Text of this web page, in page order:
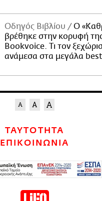
Οδηγός Βιβλίου
Ο
βρέθηκε στην κορυφή
Bookvoice. Τι τον
ανάμεσα στα μεγάλα
ΤΑΥΤΟΤΗΤΑ
ΕΠΙΚΟΙΝΩΝΙΑ